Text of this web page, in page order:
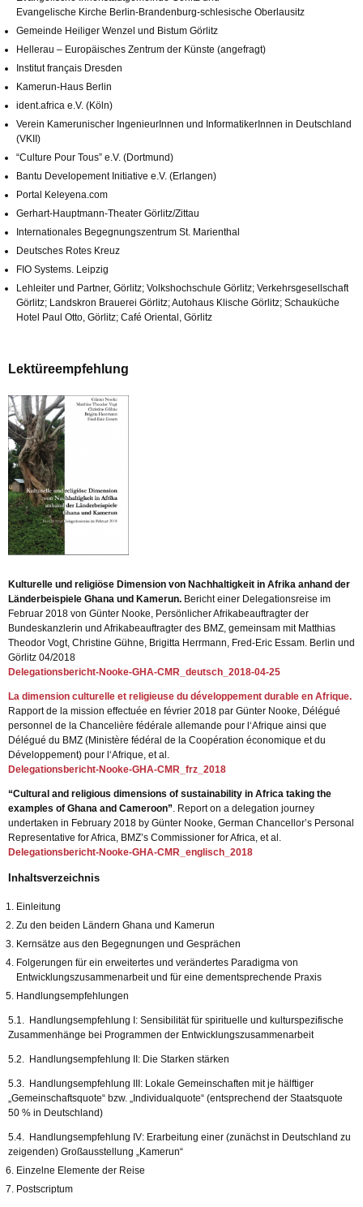
Evangelische Kirche Berlin-Brandenburg-schlesische Oberlausitz
Gemeinde Heiliger Wenzel und Bistum Görlitz
Hellerau – Europäisches Zentrum der Künste (angefragt)
Institut français Dresden
Kamerun-Haus Berlin
ident.africa e.V. (Köln)
Verein Kamerunischer IngenieurInnen und InformatikerInnen in Deutschland
(VKII)
“Culture Pour Tous” e.V. (Dortmund)
Bantu Developement Initiative e.V. (Erlangen)
Portal Keleyena.com
Gerhart-Hauptmann-Theater Görlitz/Zittau
Internationales Begegnungszentrum St. Marienthal
Deutsches Rotes Kreuz
FIO Systems. Leipzig
Lehleiter und Partner, Görlitz; Volkshochschule Görlitz; Verkehrsgesellschaft
Görlitz; Landskron Brauerei Görlitz; Autohaus Klische Görlitz; Schauküche
Hotel Paul Otto, Görlitz; Café Oriental, Görlitz
Lektüreempfehlung
Kulturelle und religiöse Dimension von Nachhaltigkeit in Afrika anhand der
Länderbeispiele Ghana und Kamerun. Bericht einer Delegationsreise im
Februar 2018 von Günter Nooke, Persönlicher Afrikabeauftragter der
Bundeskanzlerin und Afrikabeauftragter des BMZ, gemeinsam mit Matthias
Theodor Vogt, Christine Gühne, Brigitta Herrmann, Fred-Eric Essam. Berlin und
Görlitz 04/2018
Delegationsbericht-Nooke-GHA-CMR_deutsch_2018-04-25
La dimension culturelle et religieuse du développement durable en Afrique.
Rapport de la mission effectuée en février 2018 par Günter Nooke, Délégué
personnel de la Chancelière fédérale allemande pour l‘Afrique ainsi que
Délégué du BMZ (Ministère fédéral de la Coopération économique et du
Développement) pour l‘Afrique, et al.
Delegationsbericht-Nooke-GHA-CMR_frz_2018
“Cultural and religious dimensions of sustainability in Africa taking the
examples of Ghana and Cameroon”. Report on a delegation journey
undertaken in February 2018 by Günter Nooke, German Chancellor’s Personal
Representative for Africa, BMZ’s Commissioner for Africa, et al.
Delegationsbericht-Nooke-GHA-CMR_englisch_2018
Inhaltsverzeichnis
Einleitung
Zu den beiden Ländern Ghana und Kamerun
Kernsätze aus den Begegnungen und Gesprächen
Folgerungen für ein erweitertes und verändertes Paradigma von
Entwicklungszusammenarbeit und für eine dementsprechende Praxis
Handlungsempfehlungen
5.1. Handlungsempfehlung I: Sensibilität für spirituelle und kulturspezifische
Zusammenhänge bei Programmen der Entwicklungszusammenarbeit
5.2. Handlungsempfehlung II: Die Starken stärken
5.3. Handlungsempfehlung III: Lokale Gemeinschaften mit je hälftiger
„Gemeinschaftsquote“ bzw. „Individualquote“ (entsprechend der Staatsquote
50 % in Deutschland)
5.4. Handlungsempfehlung IV: Erarbeitung einer (zunächst in Deutschland zu
zeigenden) Großausstellung „Kamerun“
Einzelne Elemente der Reise
Postscriptum